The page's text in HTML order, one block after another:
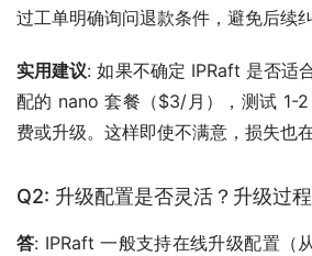
过工单明确询问退款条件，避免后续纠
实用建议: 如果不确定 IPRaft 是否适
配的 nano 套餐（$3/月），测试 1-
费或升级。这样即使不满意，损失也
Q2: 升级配置是否灵活？升级过
答: IPRaft 一般支持在线升级配置（